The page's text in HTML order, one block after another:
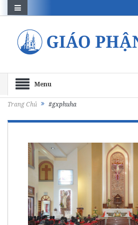
Menu
Trang Chủ #gxphuha